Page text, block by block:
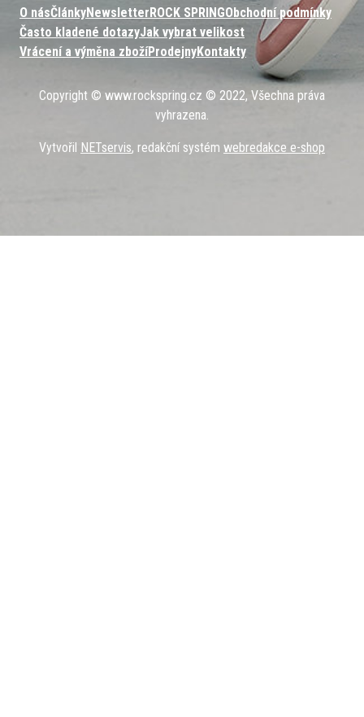
O násČlánkyNewsletterROCK SPRINGObchodní podmínky
Často kladené dotazyJak vybrat velikost
Vrácení a výměna zbožíProdejnyKontakty
Copyright © www.rockspring.cz © 2022, Všechna práva
vyhrazena.
Vytvořil NETservis, redakční systém webredakce e-shop